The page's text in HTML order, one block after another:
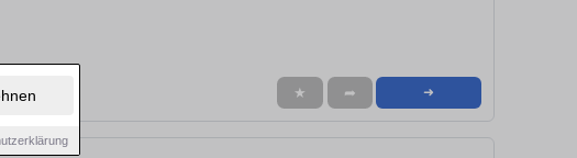
★ ➦ ➜